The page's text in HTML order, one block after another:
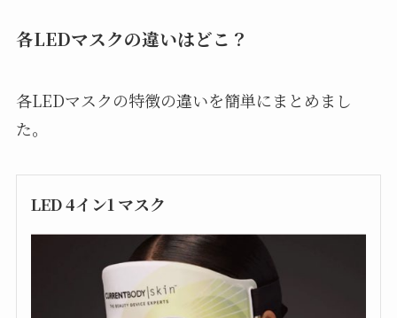
各LEDマスクの違いはどこ？
各LEDマスクの特徴の違いを簡単にまとめまし
た。
LED 4イン1 マスク